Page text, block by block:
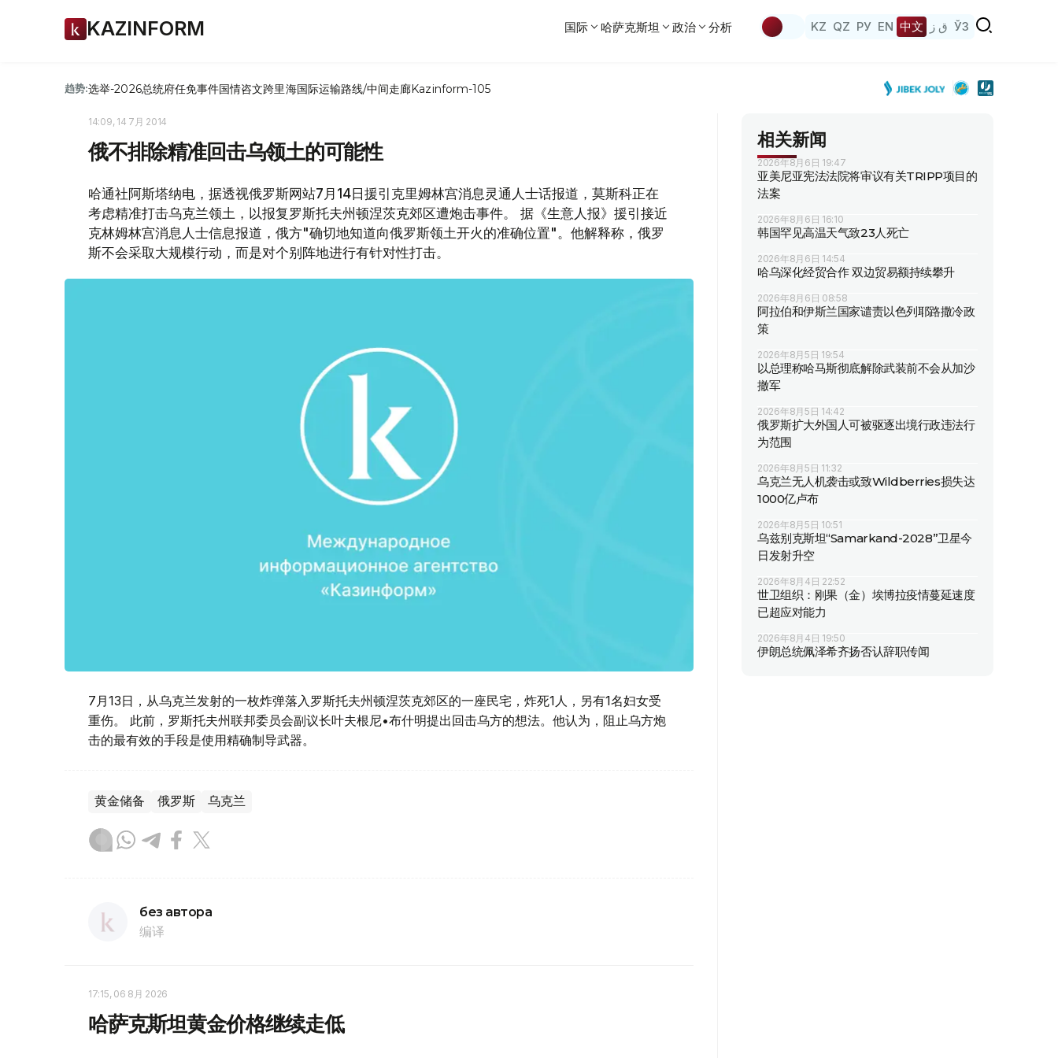
KAZINFORM 国际 哈萨克斯坦 政治 分析 KZ QZ РУ EN 中文 ق ز ЎЗ
趋势:选举-2026总统府任免事件国情咨文跨里海国际运输路线/中间走廊Kazinform-105
14:09, 14 7月 2014
俄不排除精准回击乌领土的可能性
哈通社阿斯塔纳电，据透视俄罗斯网站7月14日援引克里姆林宫消息灵通人士话报道，莫斯科正在
考虑精准打击乌克兰领土，以报复罗斯托夫州顿涅茨克郊区遭炮击事件。 据《生意人报》援引接近
克林姆林宫消息人士信息报道，俄方"确切地知道向俄罗斯领土开火的准确位置"。他解释称，俄罗
斯不会采取大规模行动，而是对个别阵地进行有针对性打击。
7月13日，从乌克兰发射的一枚炸弹落入罗斯托夫州顿涅茨克郊区的一座民宅，炸死1人，另有1名妇女受
重伤。 此前，罗斯托夫州联邦委员会副议长叶夫根尼•布什明提出回击乌方的想法。他认为，阻止乌方炮
击的最有效的手段是使用精确制导武器。
黄金储备 俄罗斯 乌克兰
без автора
编译
17:15, 06 8月 2026
哈萨克斯坦黄金价格继续走低
相关新闻
2026年8月6日 19:47
亚美尼亚宪法法院将审议有关TRIPP项目的
法案
2026年8月6日 16:10
韩国罕见高温天气致23人死亡
2026年8月6日 14:54
哈乌深化经贸合作 双边贸易额持续攀升
2026年8月6日 08:58
阿拉伯和伊斯兰国家谴责以色列耶路撒冷政
策
2026年8月5日 19:54
以总理称哈马斯彻底解除武装前不会从加沙
撤军
2026年8月5日 14:42
俄罗斯扩大外国人可被驱逐出境行政违法行
为范围
2026年8月5日 11:32
乌克兰无人机袭击或致Wildberries损失达
1000亿卢布
2026年8月5日 10:51
乌兹别克斯坦“Samarkand-2028”卫星今
日发射升空
2026年8月4日 22:52
世卫组织：刚果（金）埃博拉疫情蔓延速度
已超应对能力
2026年8月4日 19:50
伊朗总统佩泽希齐扬否认辞职传闻